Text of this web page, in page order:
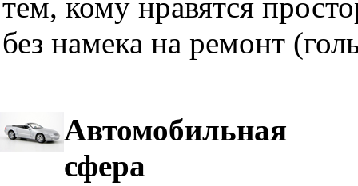
без намека на ремонт
Автомобильная
сфера